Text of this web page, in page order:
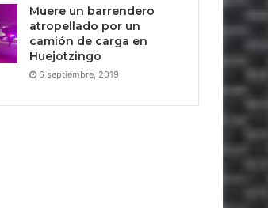
Muere un barrendero
atropellado por un
camión de carga en
Huejotzingo
6 septiembre, 2019